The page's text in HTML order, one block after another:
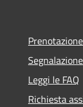
Leggi le FAQ
Richiesta